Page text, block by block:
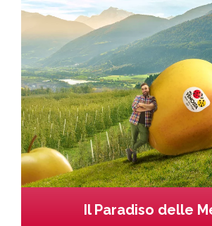
Il Paradiso delle